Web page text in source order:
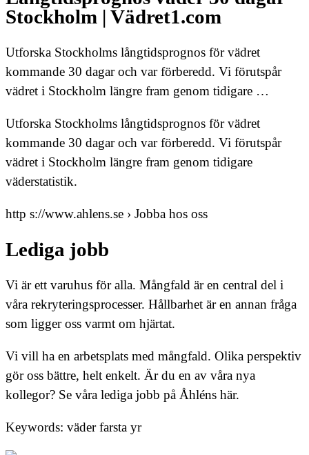
Stockholm | Vädret1.com
Utforska Stockholms långtidsprognos för vädret
kommande 30 dagar och var förberedd. Vi förutspår
vädret i Stockholm längre fram genom tidigare …
Utforska Stockholms långtidsprognos för vädret
kommande 30 dagar och var förberedd. Vi förutspår
vädret i Stockholm längre fram genom tidigare
väderstatistik.
http s://www.ahlens.se › Jobba hos oss
Lediga jobb
Vi är ett varuhus för alla. Mångfald är en central del i
våra rekryteringsprocesser. Hållbarhet är en annan fråga
som ligger oss varmt om hjärtat.
Vi vill ha en arbetsplats med mångfald. Olika perspektiv
gör oss bättre, helt enkelt. Är du en av våra nya
kollegor? Se våra lediga jobb på Åhléns här.
Keywords: väder farsta yr